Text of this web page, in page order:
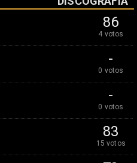
86
4 votos
-
0 votos
-
0 votos
83
15 votos